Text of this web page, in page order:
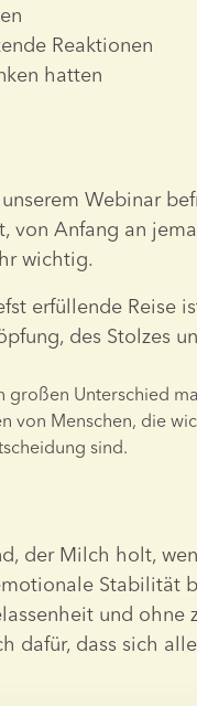
Reaktionen
hatten
Webinar
von Anfang an
wichtig.
erfüllende Reise
des Stolzes
von Menschen, die
sind.
der Milch holt,
Stabilität
und ohne
dafür, dass sich